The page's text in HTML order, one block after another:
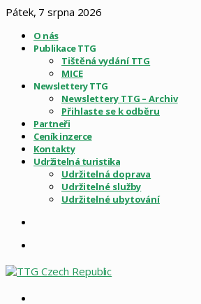
Pátek, 7 srpna 2026
O nás
Publikace TTG
Tištěná vydání TTG
MICE
Newslettery TTG
Newslettery TTG – Archiv
Přihlaste se k odběru
Partneři
Ceník inzerce
Kontakty
Udržitelná turistika
Udržitelná doprava
Udržitelné služby
Udržitelné ubytování